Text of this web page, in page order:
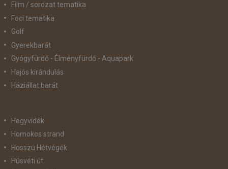
Film / sorozat tematika
Foci tematika
Golf
Gyerekbarát
Gyógyfürdő - Élményfürdő - Aquapark
Hajós kirándulás
Háziállat barát
Hegyvidék
Homokos strand
Hosszú Hétvégék
Húsvéti út